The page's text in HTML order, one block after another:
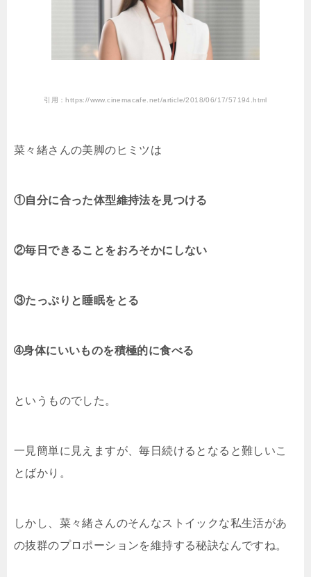
引用：https://www.cinemacafe.net/article/2018/06/17/57194.html
菜々緒さんの美脚のヒミツは
①自分に合った体型維持法を見つける
②毎日できることをおろそかにしない
③たっぷりと睡眠をとる
➃身体にいいものを積極的に食べる
というものでした。
一見簡単に見えますが、毎日続けるとなると難しいこ
とばかり。
しかし、菜々緒さんのそんなストイックな私生活があ
の抜群のプロポーションを維持する秘訣なんですね。